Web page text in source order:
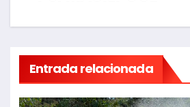
Entrada relacionada